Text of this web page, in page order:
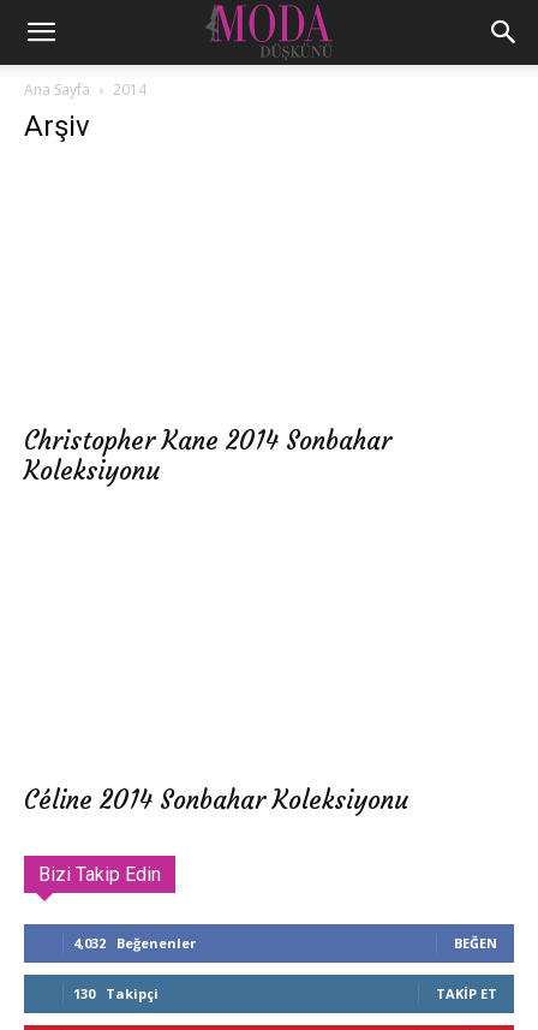
Ana Sayfa 2014
Arşiv
Christopher Kane 2014 Sonbahar
Koleksiyonu
Céline 2014 Sonbahar Koleksiyonu
Bizi Takip Edin
4,032 Beğenenler BEĞEN
130 Takipçi TAKIP ET